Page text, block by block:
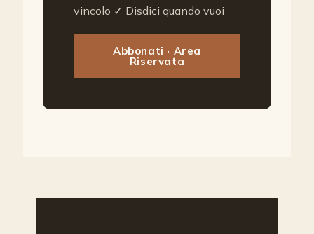
vincolo ✓ Disdici quando vuoi
Abbonati · Area
Riservata